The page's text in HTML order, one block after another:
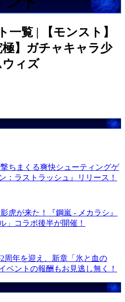
一覧 | 【モンスト】
極】ガチャキャラ少
ウィズ
ちまくる爽快シューティングゲ
：ラストラッシュ』リリース！
虎が来た！『鋼嵐 - メカラシ』
」コラボ後半が開催！
周年を迎え、新章「氷と血の
ベントの報酬もお見逃し無く！